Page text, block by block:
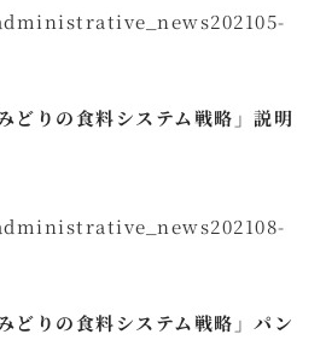
どりの食料システム戦略」説明
どりの食料システム戦略」パン